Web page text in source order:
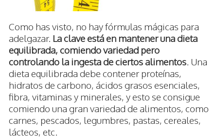
Como has visto, no hay fórmulas mágicas para
adelgazar. La clave está en mantener una dieta
equilibrada, comiendo variedad pero
controlando la ingesta de ciertos alimentos . Una
dieta equilibrada debe contener proteínas,
hidratos de carbono, ácidos grasos esenciales,
fibra, vitaminas y minerales, y esto se consigue
comiendo una gran variedad de alimentos, como
carnes, pescados, legumbres, pastas, cereales,
lácteos, etc.